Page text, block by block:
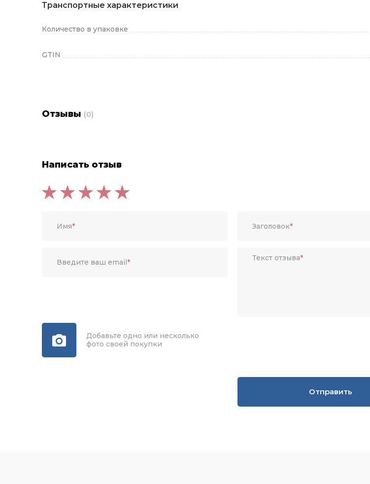
Транспортные характеристики
Количество в упаковке
GTIN
Отзывы (0)
Написать отзыв
Имя*
Введите ваш email*
Заголовок*
Текст отзыва*
Добавьте одно или несколько
фото своей покупки
Отправить